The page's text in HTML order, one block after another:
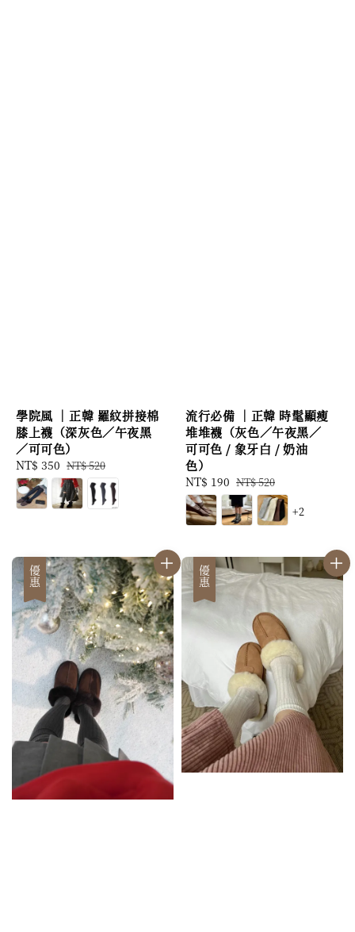
學院風 ｜正韓 羅紋拼接棉
膝上襪（深灰色／午夜黑
／可可色）
Sale
price
NT$ 350 Regular
price
NT$ 520
流行必備 ｜正韓 時髦顯瘦
堆堆襪（灰色／午夜黑／
可可色 / 象牙白 / 奶油
色）
Sale
price
NT$ 190 Regular
price
NT$ 520
+2
優惠 優惠